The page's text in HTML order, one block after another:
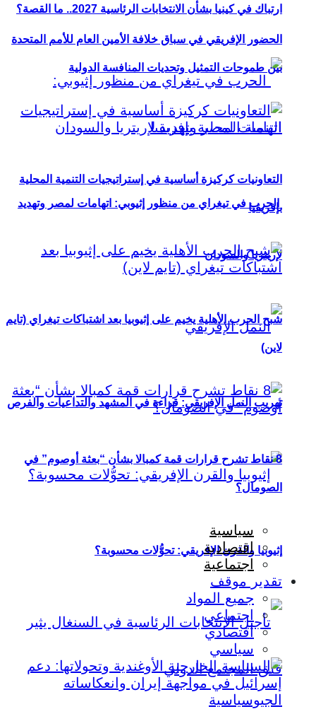
ارتباك في كينيا بشأن الانتخابات الرئاسية 2027.. ما القصة؟
الحرب في تيغراي من منظور إثيوبي: اتهامات لمصر وتهديد
لإريتريا والسودان
تهريب النمل الإفريقي: قراءة في المشهد والتداعيات والفرص
إثيوبيا والقرن الإفريقي: تحوُّلات محسوبة؟
الحضور الإفريقي في سباق خلافة الأمين العام للأمم المتحدة
بين طموحات التمثيل وتحديات المنافسة الدولية
التعاونيات كركيزة أساسية في إستراتيجيات التنمية المحلية
بإفريقيا
شبح الحرب الأهلية يخيم على إثيوبيا بعد اشتباكات تيغراي (تايم
لاين)
8 نقاط تشرح قرارات قمة كمبالا بشأن “بعثة أوصوم” في
الصومال؟
سياسية
اقتصادية
اجتماعية
تقدير موقف
جميع المواد
اجتماعي
اقتصادي
سياسي